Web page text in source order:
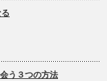
う３つの方法